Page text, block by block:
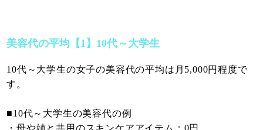
美容代の平均【1】10代～大学生
10代～大学生の女子の美容代の平均は月5,000円程度で
す。
■10代～大学生の美容代の例
・母や姉と共用のスキンケアアイテム：0円